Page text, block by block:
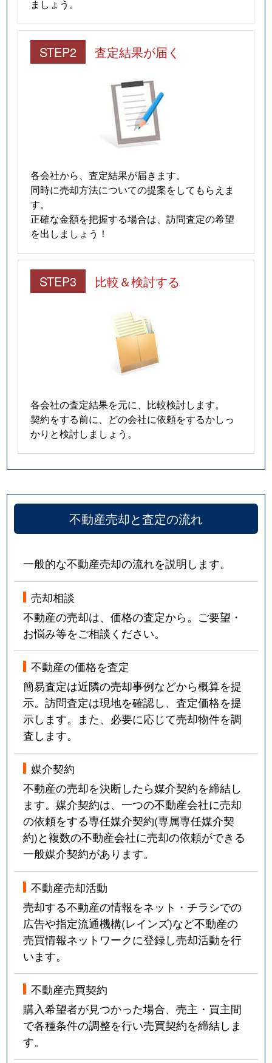
ましょう。
STEP2 査定結果が届く
各会社から、査定結果が届きます。
同時に売却方法についての提案をしてもらえま
す。
正確な金額を把握する場合は、訪問査定の希望
を出しましょう！
STEP3 比較＆検討する
各会社の査定結果を元に、比較検討します。
契約をする前に、どの会社に依頼をするかしっ
かりと検討しましょう。
不動産売却と査定の流れ
一般的な不動産売却の流れを説明します。
売却相談
不動産の売却は、価格の査定から。ご要望・
お悩み等をご相談ください。
不動産の価格を査定
簡易査定は近隣の売却事例などから概算を提
示。訪問査定は現地を確認し、査定価格を提
示します。また、必要に応じて売却物件を調
査します。
媒介契約
不動産の売却を決断したら媒介契約を締結し
ます。媒介契約は、一つの不動産会社に売却
の依頼をする専任媒介契約(専属専任媒介契
約)と複数の不動産会社に売却の依頼ができる
一般媒介契約があります。
不動産売却活動
売却する不動産の情報をネット・チラシでの
広告や指定流通機構(レインズ)など不動産の
売買情報ネットワークに登録し売却活動を行
います。
不動産売買契約
購入希望者が見つかった場合、売主・買主間
で各種条件の調整を行い売買契約を締結しま
す。